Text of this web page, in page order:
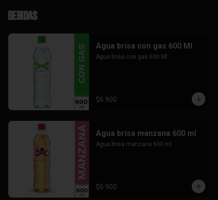
Bebidas
Agua brisa con gas 600 Ml
Agua brisa con gas 600 Ml
$6.900
Agua brisa manzana 600 ml
Agua brisa manzana 600 ml
$6.900